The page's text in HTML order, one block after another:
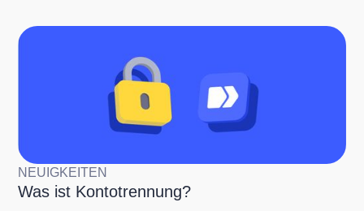
NEUIGKEITEN
Was ist Kontotrennung?